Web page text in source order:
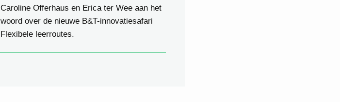
Caroline Offerhaus en Erica ter Wee aan het
woord over de nieuwe B&T-innovatiesafari
Flexibele leerroutes.